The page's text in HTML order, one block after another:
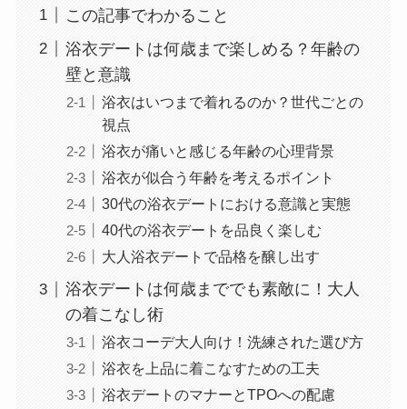
この記事でわかること
浴衣デートは何歳まで楽しめる？年齢の
壁と意識
浴衣はいつまで着れるのか？世代ごとの
視点
浴衣が痛いと感じる年齢の心理背景
浴衣が似合う年齢を考えるポイント
30代の浴衣デートにおける意識と実態
40代の浴衣デートを品良く楽しむ
大人浴衣デートで品格を醸し出す
浴衣デートは何歳まででも素敵に！大人
の着こなし術
浴衣コーデ大人向け！洗練された選び方
浴衣を上品に着こなすための工夫
浴衣デートのマナーとTPOへの配慮